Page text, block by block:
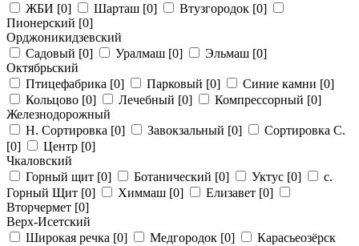
ЖБИ [0] Шарташ [0] Втузгородок [0]
Пионерский [0]
Орджоникидзевский
Садовый [0] Уралмаш [0] Эльмаш [0]
Октябрьский
Птицефабрика [0] Парковый [0] Синие камни [0]
Кольцово [0] Лечебный [0] Компрессорный [0]
Железнодорожный
Н. Сортировка [0] Завокзальный [0]
Сортировка С.
[0]
Центр [0]
Чкаловский
Горный щит [0] Ботанический [0] Уктус [0]
с.
Горный Щит [0] Химмаш [0] Елизавет [0]
Вторчермет [0]
Верх-Исетский
Широкая речка [0] Медгородок [0]
Карасьеозёрск